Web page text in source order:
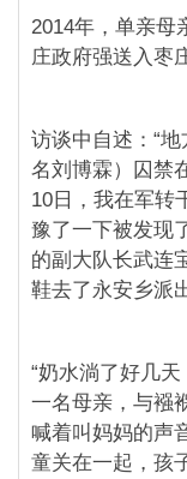
2014年，单亲母
庄政府强送入枣
访谈中自述：“
名刘博霖）囚禁
10日，我在军转
豫了一下被发现
的副大队长武连
鞋去了永安乡派
“奶水淌了好几
一名母亲，与襁
喊着叫妈妈的声
童关在一起，孩